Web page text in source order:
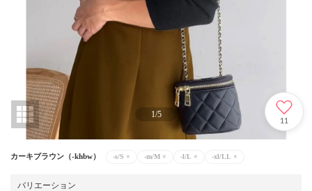
1/5
11
カーキブラウン（-khbw） -s/S × -m/M × -l/L × -xl/LL ×
バリエーション